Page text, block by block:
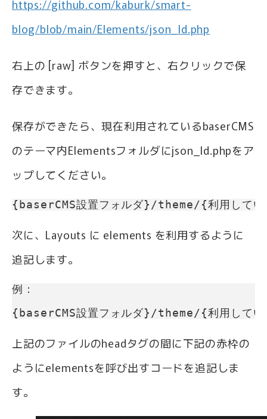
https://github.com/kaburk/smart-
blog/blob/main/Elements/json_ld.php
右上の [raw] ボタンを押すと、右クリックで保
存できます。
保存ができたら、現在利用されているbaserCMS
のテーマ内Elementsフォルダにjson_ld.phpをア
ップしてください。
{baserCMS設置フォルダ}/theme/{利用して
次に、Layouts に elements を利用するように
追記します。
例：
{baserCMS設置フォルダ}/theme/{利用し
上記のファイルのheadタグの間に下記の赤枠の
ようにelementsを呼び出すコードを追記しま
す。